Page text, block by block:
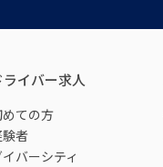
ライバー求人
ての方
者
バーシティ